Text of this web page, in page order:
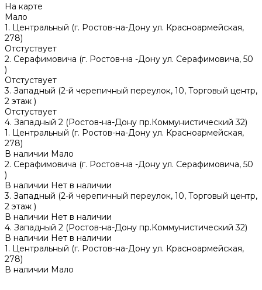
На карте
Мало
1. Центральный (г. Ростов-на-Дону ул. Красноармейская,
278)
Отстуствует
2. Серафимовича (г. Ростов-на -Дону ул. Серафимовича, 50
)
Отстуствует
3. Западный (2-й черепичный переулок, 10, Торговый центр,
2 этаж )
Отстуствует
4. Западный 2 (Ростов-на-Дону пр.Коммунистический 32)
1. Центральный (г. Ростов-на-Дону ул. Красноармейская,
278)
В наличии Мало
2. Серафимовича (г. Ростов-на -Дону ул. Серафимовича, 50
)
В наличии Нет в наличии
3. Западный (2-й черепичный переулок, 10, Торговый центр,
2 этаж )
В наличии Нет в наличии
4. Западный 2 (Ростов-на-Дону пр.Коммунистический 32)
В наличии Нет в наличии
1. Центральный (г. Ростов-на-Дону ул. Красноармейская,
278)
В наличии Мало